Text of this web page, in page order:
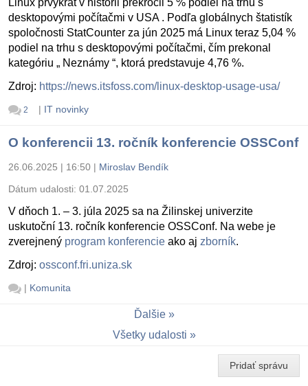
Linux prvýkrát v histórii prekročil 5 % podiel na trhu s
desktopovými počítačmi v USA . Podľa globálnych štatistík
spoločnosti StatCounter za jún 2025 má Linux teraz 5,04 %
podiel na trhu s desktopovými počítačmi, čím prekonal
kategóriu „ Neznámy “, ktorá predstavuje 4,76 %.
Zdroj: https://news.itsfoss.com/linux-desktop-usage-usa/
2 | IT novinky
O konferencii 13. ročník konferencie OSSConf
26.06.2025 | 16:50 | Miroslav Bendík
Dátum udalosti: 01.07.2025
V dňoch 1. – 3. júla 2025 sa na Žilinskej univerzite
uskutoční 13. ročník konferencie OSSConf. Na webe je
zverejnený program konferencie ako aj zborník.
Zdroj: ossconf.fri.uniza.sk
| Komunita
Ďalšie
Všetky udalosti
Pridať správu